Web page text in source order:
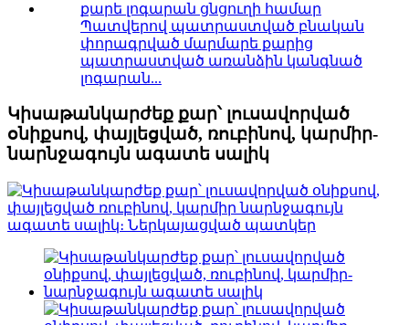
Պատվերով պատրաստված բնական
փորագրված մարմարե քարից
պատրաստված առանձին կանգնած
լոգարան...
Կիսաթանկարժեք քար՝ լուսավորված
օնիքսով, փայլեցված, ռուբինով, կարմիր-
նարնջագույն ագատե սալիկ